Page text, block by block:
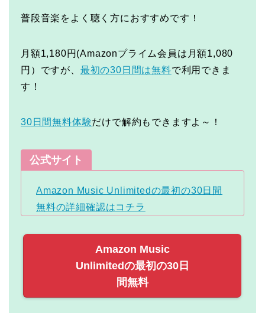
普段音楽をよく聴く方におすすめです！
月額1,180円(Amazonプライム会員は月額1,080
円）ですが、 最初の30日間は無料で利用できま
す！
30日間無料体験だけで解約もできますよ～！
公式サイト
Amazon Music Unlimitedの最初の30日間
無料の詳細確認はコチラ
Amazon Music
Unlimitedの最初の30日
間無料